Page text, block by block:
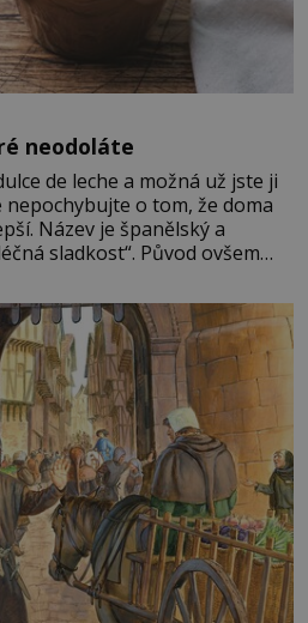
neodoláte
de leche a možná už jste ji
nepochybujte o tom, že doma
Název je španělský a
sladkost“. Původ ovšem
zemí a k tomu